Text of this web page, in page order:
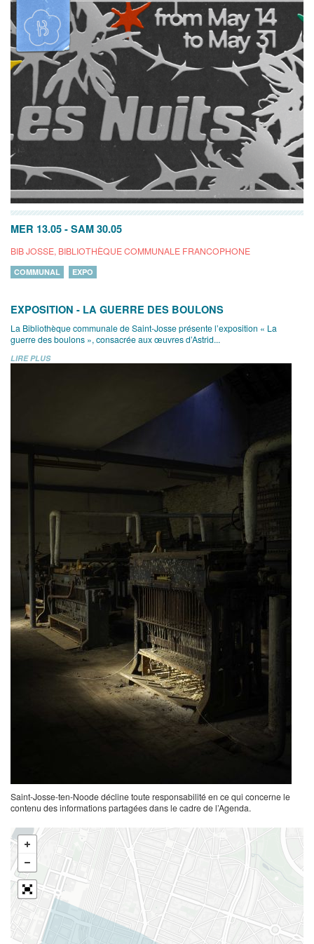
MER 13.05 - SAM 30.05
BIB JOSSE, BIBLIOTHÈQUE COMMUNALE FRANCOPHONE
COMMUNAL EXPO
EXPOSITION - LA GUERRE DES BOULONS
La Bibliothèque communale de Saint-Josse présente l’exposition « La
guerre des boulons », consacrée aux œuvres d’Astrid...
LIRE PLUS
Saint-Josse-ten-Noode décline toute responsabilité en ce qui concerne le
contenu des informations partagées dans le cadre de l’Agenda.